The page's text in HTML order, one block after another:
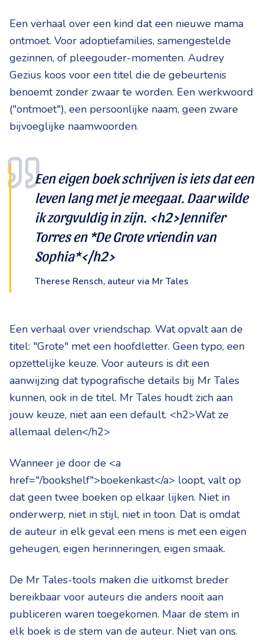
Een verhaal over een kind dat een nieuwe mama
ontmoet. Voor adoptiefamilies, samengestelde
gezinnen, of pleegouder-momenten. Audrey
Gezius koos voor een titel die de gebeurtenis
benoemt zonder zwaar te worden. Een werkwoord
("ontmoet"), een persoonlijke naam, geen zware
bijvoeglijke naamwoorden.
Een eigen boek schrijven is iets dat een
leven lang met je meegaat. Daar wilde
ik zorgvuldig in zijn. <h2>Jennifer
Torres en *De Grote vriendin van
Sophia*</h2>
Therese Rensch, auteur via Mr Tales
Een verhaal over vriendschap. Wat opvalt aan de
titel: "Grote" met een hoofdletter. Geen typo, een
opzettelijke keuze. Voor auteurs is dit een
aanwijzing dat typografische details bij Mr Tales
kunnen, ook in de titel. Mr Tales houdt zich aan
jouw keuze, niet aan een default. <h2>Wat ze
allemaal delen</h2>
Wanneer je door de <a
href="/bookshelf">boekenkast</a> loopt, valt op
dat geen twee boeken op elkaar lijken. Niet in
onderwerp, niet in stijl, niet in toon. Dat is omdat
de auteur in elk geval een mens is met een eigen
geheugen, eigen herinneringen, eigen smaak.
De Mr Tales-tools maken die uitkomst breder
bereikbaar voor auteurs die anders nooit aan
publiceren waren toegekomen. Maar de stem in
elk boek is de stem van de auteur. Niet van ons.